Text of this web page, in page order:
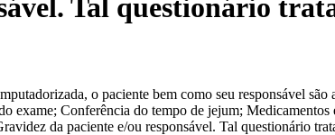
Tal questionário
o paciente bem como seu responsável
exame; Conferência do tempo de jejum;
da paciente e/ou responsável. Tal questionário